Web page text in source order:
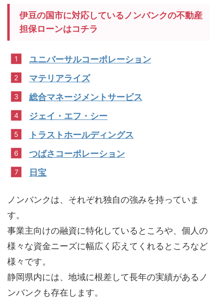
伊豆の国市に対応しているノンバンクの不動産
担保ローンはコチラ
ユニバーサルコーポレーション
マテリアライズ
総合マネージメントサービス
ジェイ・エフ・シー
トラストホールディングス
つばさコーポレーション
日宝
ノンバンクは、それぞれ独自の強みを持っていま
す。
事業主向けの融資に特化しているところや、個人の
様々な資金ニーズに幅広く応えてくれるところなど
様々です。
静岡県内には、地域に根差して長年の実績があるノ
ンバンクも存在します。